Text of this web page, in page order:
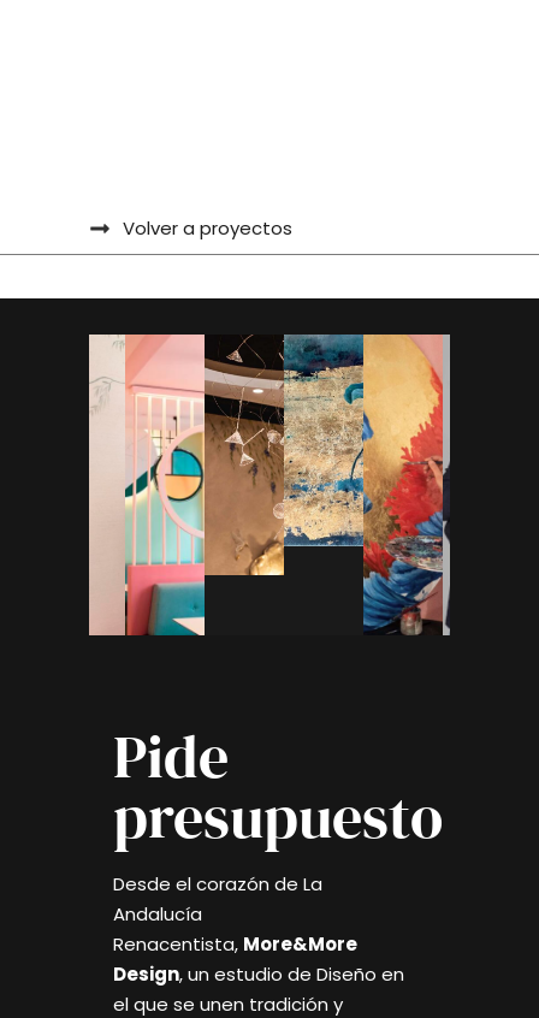
Volver a proyectos
Pide
presupuesto
Desde el corazón de La
Andalucía
Renacentista, More&More
Design, un estudio de Diseño en
el que se unen tradición y